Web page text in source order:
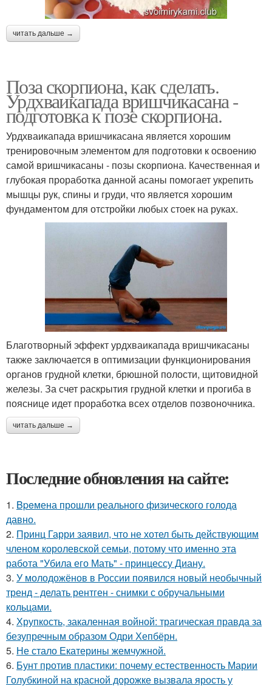
читать дальше →
Поза скорпиона, как сделать.
Урдхваикапада вришчикасана -
подготовка к позе скорпиона.
Урдхваикапада вришчикасана является хорошим
тренировочным элементом для подготовки к освоению
самой вришчикасаны - позы скорпиона. Качественная и
глубокая проработка данной асаны помогает укрепить
мышцы рук, спины и груди, что является хорошим
фундаментом для отстройки любых стоек на руках.
Благотворный эффект урдхваикапада вришчикасаны
также заключается в оптимизации функционирования
органов грудной клетки, брюшной полости, щитовидной
железы. За счет раскрытия грудной клетки и прогиба в
пояснице идет проработка всех отделов позвоночника.
читать дальше →
Последние обновления на сайте:
1. Bpeмена прошли реального физического голода
давно.
2. Принц Гарри заявил, что не хотел быть действующим
членом королевской семьи, потому что именно эта
работа "Убила его Мать" - принцессу Диану.
3. У молодожёнов в России появился новый необычный
тренд - делать рентген - снимки с обручальными
кольцами.
4. Хрупкость, закаленная войной: трагическая правда за
безупречным образом Одри Хепбёрн.
5. Не стало Екатерины жемчужной.
6. Бунт против пластики: почему естественность Марии
Голубкиной на красной дорожке вызвала ярость у